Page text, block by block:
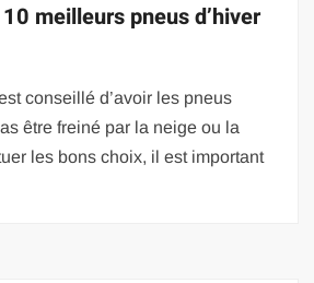
meilleurs pneus d’hiver
conseillé d’avoir les pneus
être freiné par la neige ou la
les bons choix, il est important